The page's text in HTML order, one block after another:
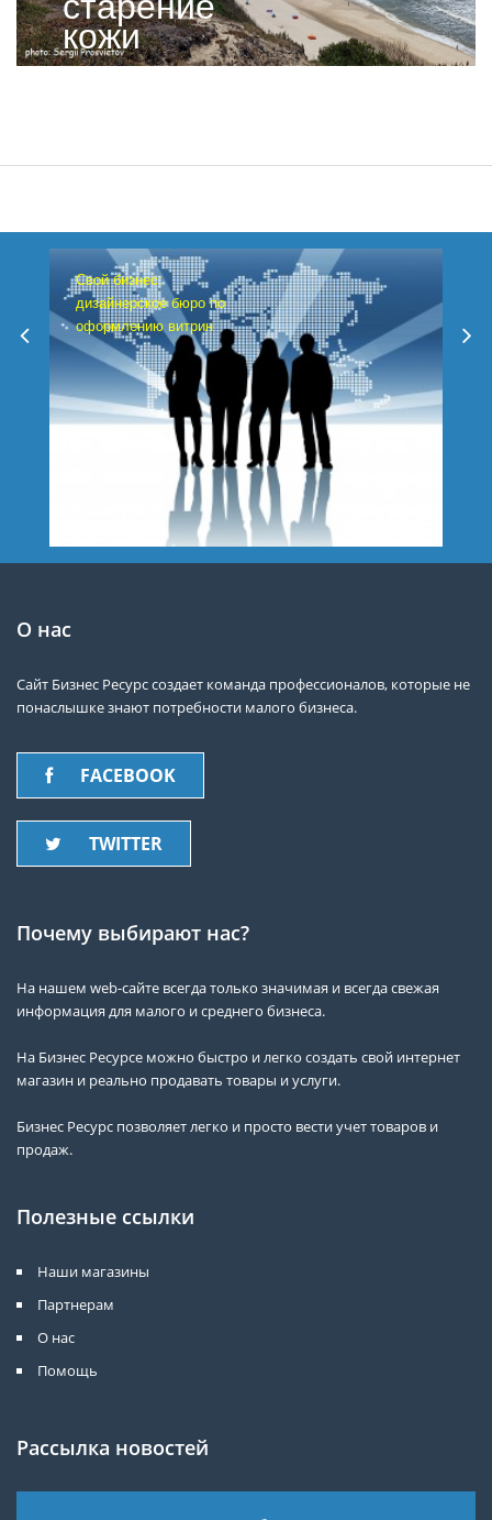
кожи
Свой бизнес:
дизайнерское бюро по
оформлению витрин
О нас
Сайт Бизнес Ресурс создает команда профессионалов, которые не
понаслышке знают потребности малого бизнеса.
FACEBOOK
TWITTER
Почему выбирают нас?
На нашем web-сайте всегда только значимая и всегда свежая
информация для малого и среднего бизнеса.
На Бизнес Ресурсе можно быстро и легко создать свой интернет
магазин и реально продавать товары и услуги.
Бизнес Ресурс позволяет легко и просто вести учет товаров и
продаж.
Полезные ссылки
Наши магазины
Партнерам
О нас
Помощь
Рассылка новостей